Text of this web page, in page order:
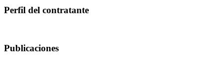
Perfil del contratante
Publicaciones